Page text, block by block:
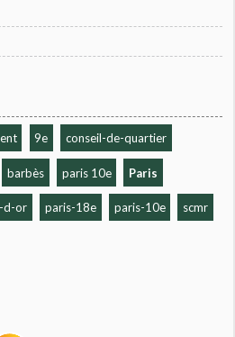
9e conseil-de-quartier
barbès paris 10e Paris
d-or paris-18e paris-10e scmr